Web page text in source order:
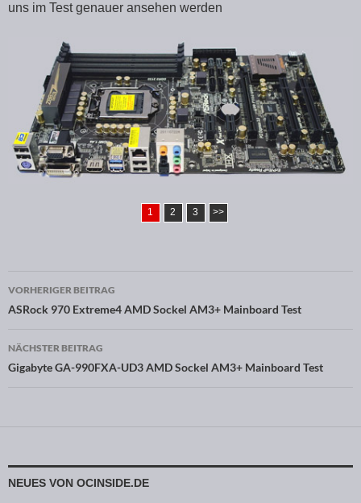
uns im Test genauer ansehen werden
1 2 3 >>
Beitragsnavigation
VORHERIGER BEITRAG
ASRock 970 Extreme4 AMD Sockel AM3+ Mainboard Test
NÄCHSTER BEITRAG
Gigabyte GA-990FXA-UD3 AMD Sockel AM3+ Mainboard Test
NEUES VON OCINSIDE.DE